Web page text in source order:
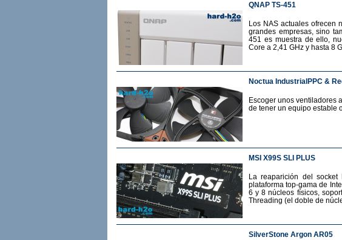
QNAP TS-451
Los NAS actuales ofrecen
grandes empresas, sino
451 es muestra de ello,
Core a 2,41 GHz y hasta 8
Noctua IndustrialPPC &
Escoger unos ventiladores
de tener un equipo estable
MSI X99S SLI PLUS
La reaparición del
plataforma top-gama de
6 y 8 núcleos físicos,
Threading (el doble de
SilverStone Argon AR05